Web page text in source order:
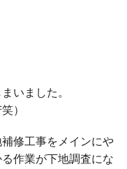
いました。
）
修工事をメインにや
作業が下地調査にな